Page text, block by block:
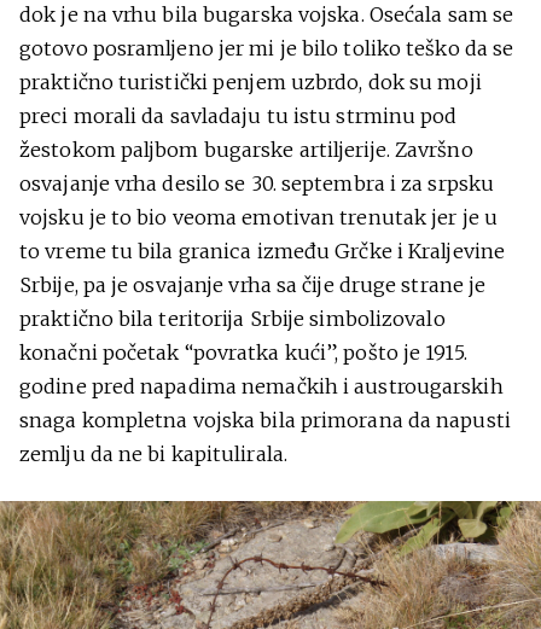
dok je na vrhu bila bugarska vojska. Osećala sam se
gotovo posramljeno jer mi je bilo toliko teško da se
praktično turistički penjem uzbrdo, dok su moji
preci morali da savladaju tu istu strminu pod
žestokom paljbom bugarske artiljerije. Završno
osvajanje vrha desilo se 30. septembra i za srpsku
vojsku je to bio veoma emotivan trenutak jer je u
to vreme tu bila granica između Grčke i Kraljevine
Srbije, pa je osvajanje vrha sa čije druge strane je
praktično bila teritorija Srbije simbolizovalo
konačni početak “povratka kući”, pošto je 1915.
godine pred napadima nemačkih i austrougarskih
snaga kompletna vojska bila primorana da napusti
zemlju da ne bi kapitulirala.